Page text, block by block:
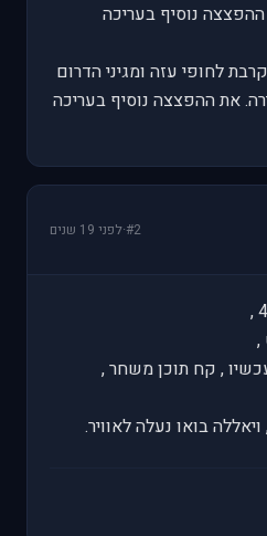
נוסיף בעריכה
לחופי עזה ומגיני הדרום
את ההפצצה נוסיף בעריכה
#2
·לפני 19 שנים
,
, קח תוכן משחר ,
בואו נעלה לאוויר.